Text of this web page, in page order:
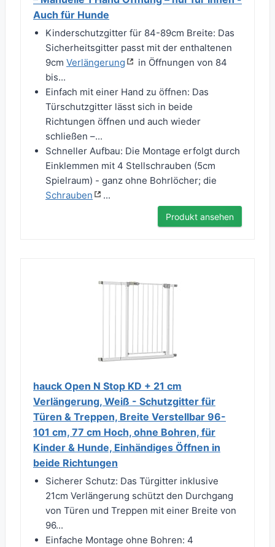
Auch für Hunde
Kinderschutzgitter für 84-89cm Breite: Das
Sicherheitsgitter passt mit der enthaltenen
9cm Verlängerung
in Öffnungen von 84
bis...
Einfach mit einer Hand zu öffnen: Das
Türschutzgitter lässt sich in beide
Richtungen öffnen und auch wieder
schließen –...
Schneller Aufbau: Die Montage erfolgt durch
Einklemmen mit 4 Stellschrauben (5cm
Spielraum) - ganz ohne Bohrlöcher; die
Schrauben
...
Produkt ansehen
hauck Open N Stop KD + 21 cm
Verlängerung, Weiß - Schutzgitter für
Türen & Treppen, Breite Verstellbar 96-
101 cm, 77 cm Hoch, ohne Bohren, für
Kinder & Hunde, Einhändiges Öffnen in
beide Richtungen
Sicherer Schutz: Das Türgitter inklusive
21cm Verlängerung schützt den Durchgang
von Türen und Treppen mit einer Breite von
96...
Einfache Montage ohne Bohren: 4